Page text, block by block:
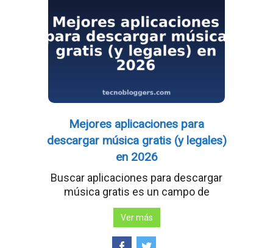
Mejores aplicaciones para
descargar música gratis (y legales)
en 2026
Buscar aplicaciones para descargar
música gratis es un campo de
Ver más